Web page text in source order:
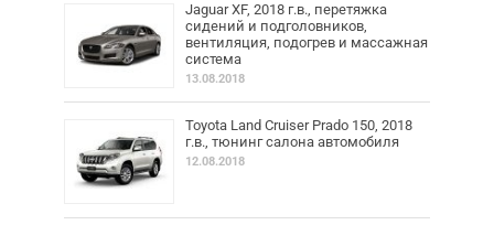
Jaguar XF, 2018 г.в., перетяжка
сидений и подголовников,
вентиляция, подогрев и массажная
система
13.08.2018
Toyota Land Cruiser Prado 150, 2018
г.в., тюнинг салона автомобиля
12.08.2018